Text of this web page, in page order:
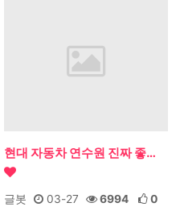
현대 자동차 연수원 진짜 좋…
글봇 03-27 6994
0